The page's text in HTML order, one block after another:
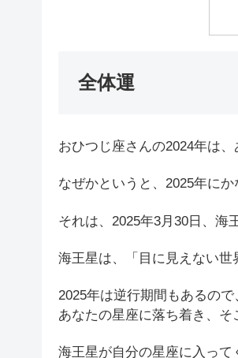
全体運
おひつじ座さんの2024年は
なぜかというと、2025年に
それは、2025年3月30日、海
海王星は、「目に見えない世
2025年は逆行期間もあるの
あなたの星座に落ち着き、そ
海王星が自分の星座に入って